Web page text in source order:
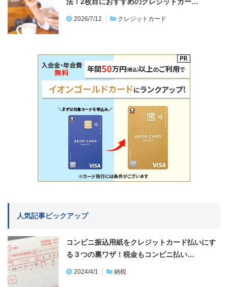
2026/7/12 クレジットカード
人気記事ピックアップ
コンビニ振込用紙をクレジットカード払いにす
る３つの裏ワザ！税金もコンビニ払い…
2024/4/1 納税